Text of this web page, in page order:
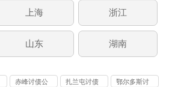
个案件
收费标
证合理
上海 浙江
山东 湖南
赤峰讨债公
扎兰屯讨债
鄂尔多斯讨